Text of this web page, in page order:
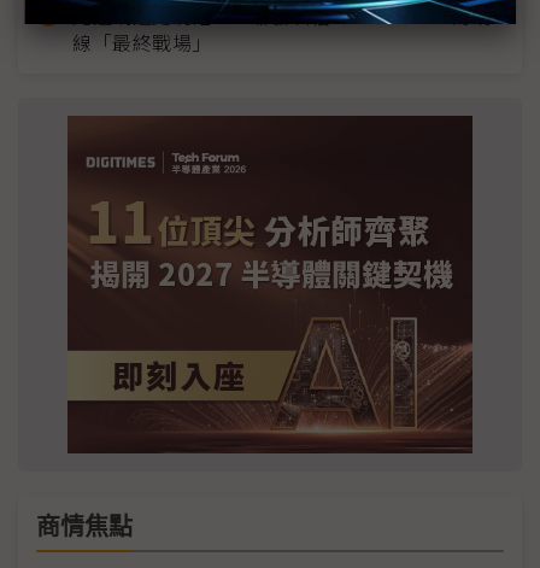
光進銅退更明確？ 聯發科估SerDes 448G為銅
線「最終戰場」
商情焦點